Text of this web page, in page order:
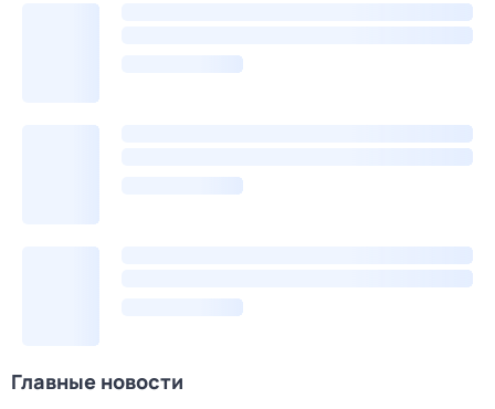
Главные новости